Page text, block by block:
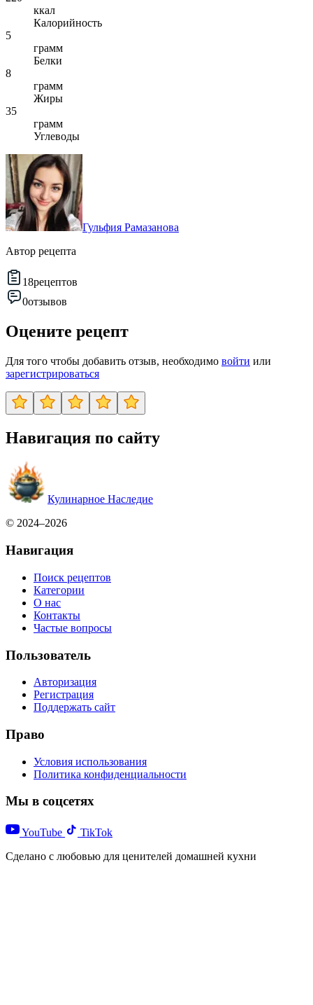
ккал
Калорийность
5
грамм
Белки
8
грамм
Жиры
35
грамм
Углеводы
Гульфия Рамазанова
Автор рецепта
18рецептов
0отзывов
Оцените рецепт
Для того чтобы добавить отзыв, необходимо войти или
зарегистрироваться
Навигация по сайту
Кулинарное Наследие
© 2024–2026
Навигация
Поиск рецептов
Категории
О нас
Контакты
Частые вопросы
Пользователь
Авторизация
Регистрация
Поддержать сайт
Право
Условия использования
Политика конфиденциальности
Мы в соцсетях
YouTube
TikTok
Сделано с любовью для ценителей домашней кухни